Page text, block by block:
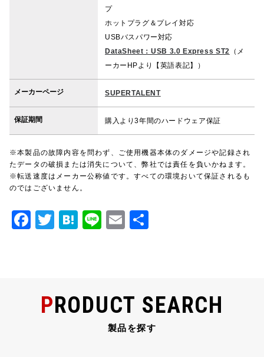
プ
ホットプラグ＆プレイ対応
USBバスパワー対応
DataSheet：USB 3.0 Express ST2 （メ
ーカーHPより【英語表記】）
メーカーページ SUPERTALENT
保証期間 購入より3年間のハードウェア保証
※本製品の故障内容を問わず、ご使用機器本体のダメージや記録され
たデータの破損または消失について、弊社では責任を負いかねます。
※転送速度はメーカー公称値です。すべての環境おいて保証されるも
のではございません。
F
b
o
T
r
H
a
Li
E
PRODUCT SEARCH
製品を探す